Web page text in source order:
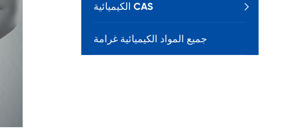
الكيميائية CAS 
جميع المواد الكيميائية غرامة